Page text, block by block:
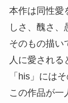
本作は同性愛
しさ、醜さ
そのもの描い
人に愛される
「his」には
この作品が一